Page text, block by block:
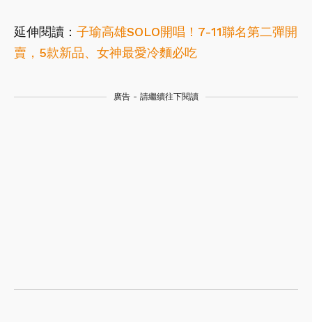
延伸閱讀： 子瑜高雄SOLO開唱！7-11聯名第二彈開
賣，5款新品、女神最愛冷麵必吃
廣告 - 請繼續往下閱讀